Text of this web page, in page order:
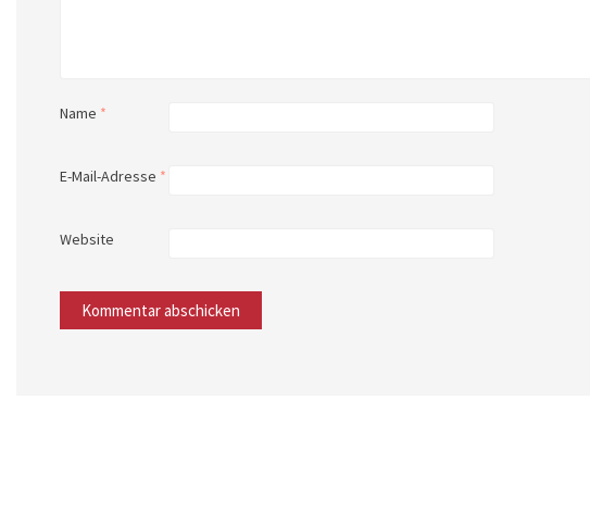
Name *
E-Mail-Adresse *
Website